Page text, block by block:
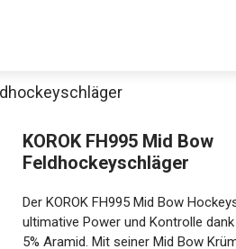
KOROK FH995 Mid Bow
Feldhockeyschläger
Der KOROK FH995 Mid Bow
ultimative Power und Kontrolle dank
5% Aramid. Mit seiner Mid Bow